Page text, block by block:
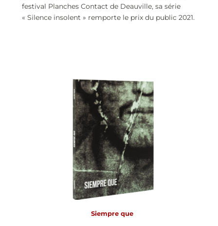
festival Planches Contact de Deauville, sa série
« Silence insolent » remporte le prix du public 2021.
Siempre que